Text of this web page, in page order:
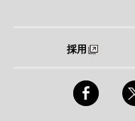
採用